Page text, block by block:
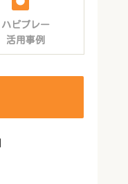
ハピプレー
活用事例